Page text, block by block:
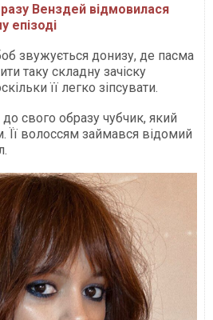
Венздей відмовилася
епізоді
звужується донизу, де пасма
таку складну зачіску
її легко зіпсувати.
свого образу чубчик, який
Її волоссям займався відомий